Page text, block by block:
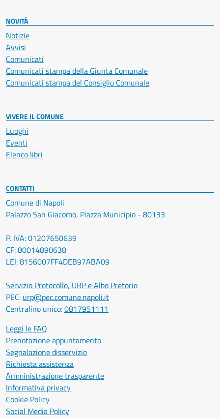
NOVITÀ
Notizie
Avvisi
Comunicati
Comunicati stampa della Giunta Comunale
Comunicati stampa del Consiglio Comunale
VIVERE IL COMUNE
Luoghi
Eventi
Elenco libri
CONTATTI
Comune di Napoli
Palazzo San Giacomo, Piazza Municipio - 80133
P. IVA: 01207650639
CF: 80014890638
LEI: 8156007FF4DEB97ABA09
Servizio Protocollo, URP e Albo Pretorio
PEC: urp@pec.comune.napoli.it
Centralino unico:0817951111
Leggi le FAQ
Prenotazione appuntamento
Segnalazione disservizio
Richiesta assistenza
Amministrazione trasparente
Informativa privacy
Cookie Policy
Social Media Policy